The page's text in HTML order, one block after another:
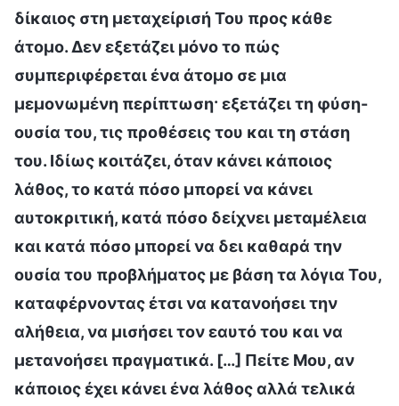
δίκαιος στη μεταχείρισή Του προς κάθε
άτομο. Δεν εξετάζει μόνο το πώς
συμπεριφέρεται ένα άτομο σε μια
μεμονωμένη περίπτωση· εξετάζει τη φύση-
ουσία του, τις προθέσεις του και τη στάση
του. Ιδίως κοιτάζει, όταν κάνει κάποιος
λάθος, το κατά πόσο μπορεί να κάνει
αυτοκριτική, κατά πόσο δείχνει μεταμέλεια
και κατά πόσο μπορεί να δει καθαρά την
ουσία του προβλήματος με βάση τα λόγια Του,
καταφέρνοντας έτσι να κατανοήσει την
αλήθεια, να μισήσει τον εαυτό του και να
μετανοήσει πραγματικά. […] Πείτε Μου, αν
κάποιος έχει κάνει ένα λάθος αλλά τελικά